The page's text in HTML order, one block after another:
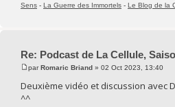
Sens - La Guerre des Immortels - Le Blog de la
Re: Podcast de La Cellule,
parRomaric Briand » 02 Oct 2023, 13:40
Deuxième vidéo et discussion avec
^^